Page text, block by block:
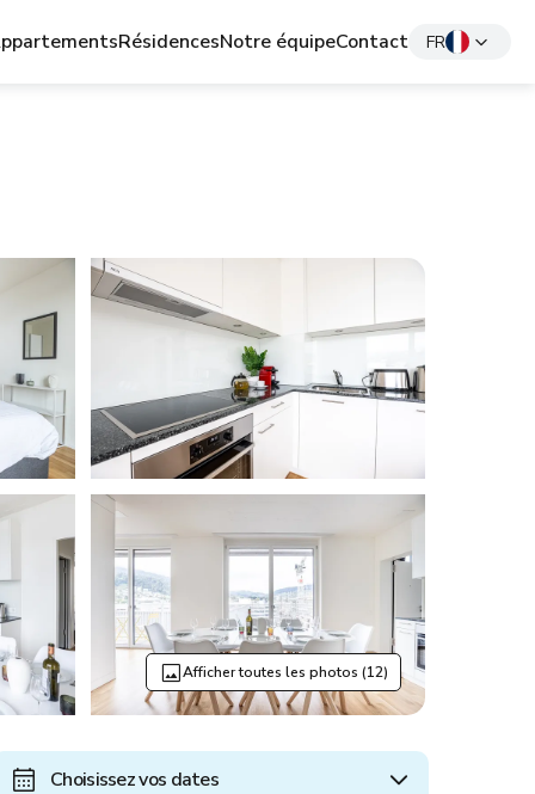
RésidencesNotre équipeContact FR
Afficher toutes les photos (12)
Choisissez vos dates